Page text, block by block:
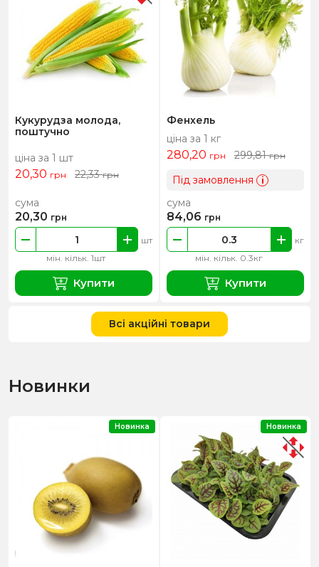
Кукурудза молода,
поштучно
ціна за 1 шт
20,30 грн 22,33грн
мін. кільк. 1шт
шт
сума
20,30 грн
Купити
Фенхель
ціна за 1 кг
280,20 грн 299,81грн
Під замовлення i
мін. кільк. 0.3кг
кг
сума
84,06 грн
Купити
Всі акційні товари
Новинки
Новинка Новинка